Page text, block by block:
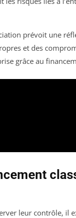
prévoit une
et des
grâce au
leur contrôle, il